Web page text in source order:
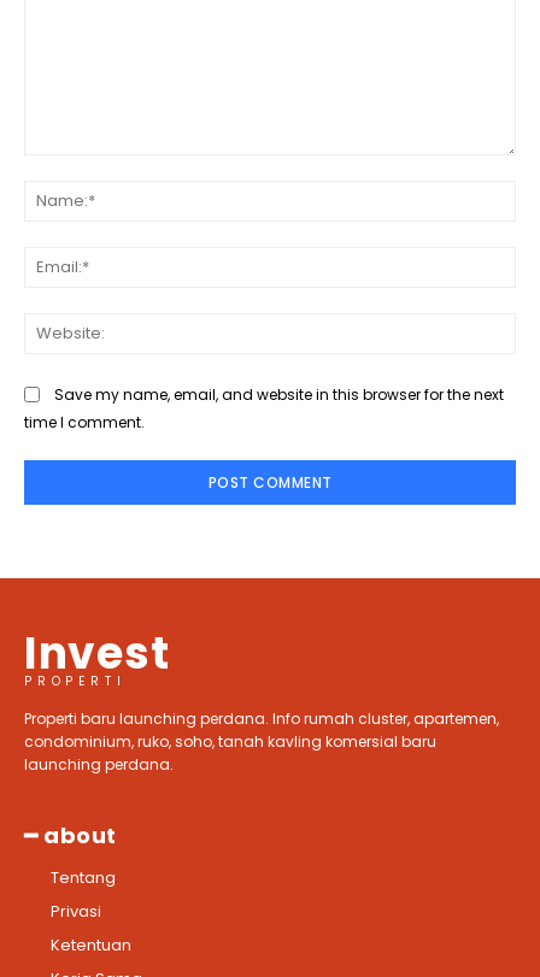
Save my name, email, and website in this browser for the next
time I comment.
Invest
PROPERTI
Properti baru launching perdana. Info rumah cluster, apartemen,
condominium, ruko, soho, tanah kavling komersial baru
launching perdana.
━ about
Tentang
Privasi
Ketentuan